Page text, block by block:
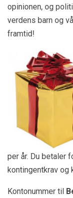
opinionen, og
verdens barn og
framtid!
per år. Du betaler
kontingentkrav
Kontonummer til